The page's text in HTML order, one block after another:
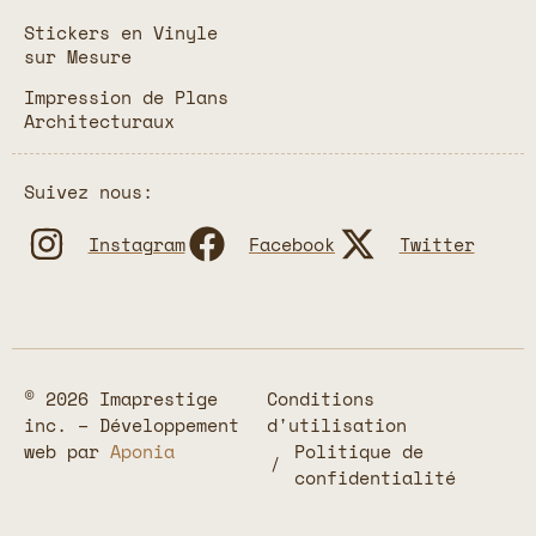
Stickers en Vinyle
sur Mesure
Impression de Plans
Architecturaux
Suivez nous:
Instagram
Facebook Twitter
© 2026 Imaprestige
inc. – Développement
web par Aponia
Conditions
d'utilisation
Politique de
confidentialité